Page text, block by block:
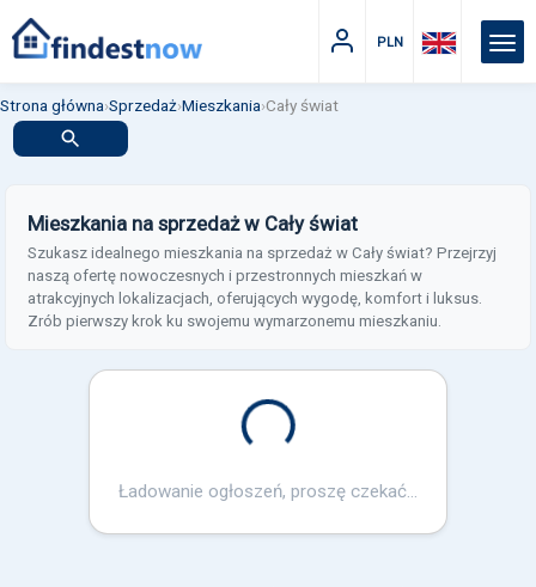
PLN
Strona główna›Sprzedaż›Mieszkania›Cały świat
Mieszkania na sprzedaż w Cały świat
Szukasz idealnego mieszkania na sprzedaż w Cały świat? Przejrzyj
naszą ofertę nowoczesnych i przestronnych mieszkań w
atrakcyjnych lokalizacjach, oferujących wygodę, komfort i luksus.
Zrób pierwszy krok ku swojemu wymarzonemu mieszkaniu.
Loading...
Ładowanie ogłoszeń, proszę czekać...